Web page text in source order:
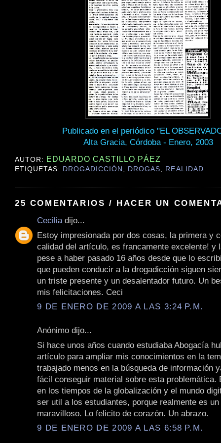
Publicado en el periódico "EL
Alta Gracia, Córdoba - Enero, 2003
AUTOR: EDUARDO CASTILLO PÁEZ
ETIQUETAS: DROGADICCIÓN , DROGAS, REALIDAD
25 COMENTARIOS / HACER UN
Ceciliadijo...
Estoy impresionada por dos cosas, la primera y
calidad del artículo, es francamente excelente! y
pese a haber pasado 16 años desde que lo
que pueden conducir a la drogadicción siguen
un triste presente y un desalentador futuro. Un
mis felicitaciones. Ceci
9 DE ENERO DE 2009 A LAS 3:24 P.M.
Anónimo dijo...
Si hace unos años cuando estudiaba Abogacía
artículo para ampliar mis conocimientos en la
trabajado menos en la búsqueda de información
fácil conseguir material sobre esta problemática.
en los tiempos de la globalización y el mundo
ser util a los estudiantes, porque realmente es
maravilloso. Lo felicito de corazón. Un abrazo.
9 DE ENERO DE 2009 A LAS 6:58 P.M.